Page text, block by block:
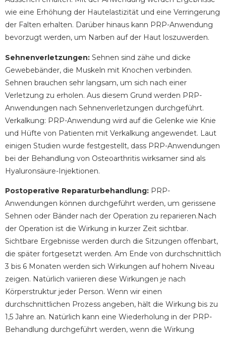
wie eine Erhöhung der Hautelastizität und eine Verringerung
der Falten erhalten. Darüber hinaus kann PRP-Anwendung
bevorzugt werden, um Narben auf der Haut loszuwerden.
Sehnenverletzungen: Sehnen sind zähe und dicke
Gewebebänder, die Muskeln mit Knochen verbinden.
Sehnen brauchen sehr langsam, um sich nach einer
Verletzung zu erholen. Aus diesem Grund werden PRP-
Anwendungen nach Sehnenverletzungen durchgeführt.
Verkalkung: PRP-Anwendung wird auf die Gelenke wie Knie
und Hüfte von Patienten mit Verkalkung angewendet. Laut
einigen Studien wurde festgestellt, dass PRP-Anwendungen
bei der Behandlung von Osteoarthritis wirksamer sind als
Hyaluronsäure-Injektionen.
Postoperative Reparaturbehandlung: PRP-
Anwendungen können durchgeführt werden, um gerissene
Sehnen oder Bänder nach der Operation zu reparieren.Nach
der Operation ist die Wirkung in kurzer Zeit sichtbar.
Sichtbare Ergebnisse werden durch die Sitzungen offenbart,
die später fortgesetzt werden. Am Ende von durchschnittlich
3 bis 6 Monaten werden sich Wirkungen auf hohem Niveau
zeigen. Natürlich variieren diese Wirkungen je nach
Körperstruktur jeder Person. Wenn wir einen
durchschnittlichen Prozess angeben, hält die Wirkung bis zu
1,5 Jahre an. Natürlich kann eine Wiederholung in der PRP-
Behandlung durchgeführt werden, wenn die Wirkung